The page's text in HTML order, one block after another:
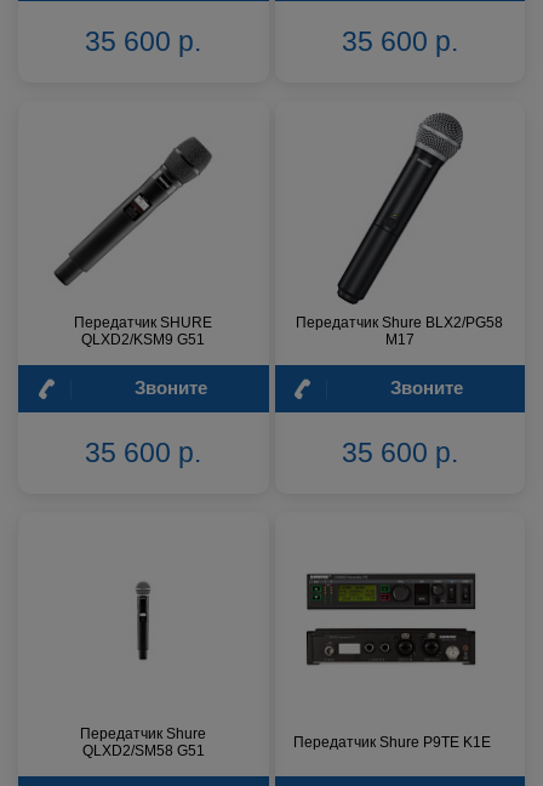
35 600 р. 35 600 р.
Передатчик SHURE
QLXD2/KSM9 G51
Звоните
35 600 р.
Передатчик Shure BLX2/PG58
M17
Звоните
35 600 р.
Передатчик Shure
QLXD2/SM58 G51
Передатчик Shure P9TE K1E